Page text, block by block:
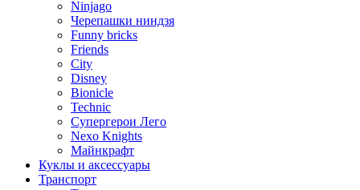
Ninjago
Черепашки ниндзя
Funny bricks
Friends
City
Disney
Bionicle
Technic
Супергерои Лего
Nexo Knights
Майнкрафт
Куклы и аксессуары
Транспорт